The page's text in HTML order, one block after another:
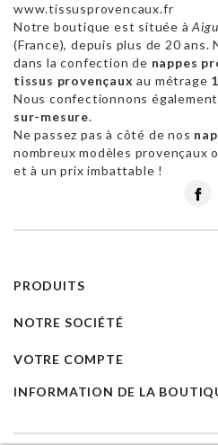
www.tissusprovencaux.fr
Notre boutique est située à
(France), depuis plus de 20 ans.
dans la confection de nappes
tissus provençaux au métrage
Nous confectionnons
sur-mesure.
Ne passez pas à côté de nos
nombreux modèles provençaux
et à un prix imbattable !
PRODUITS
NOTRE SOCIÉTÉ
VOTRE COMPTE
INFORMATION DE LA